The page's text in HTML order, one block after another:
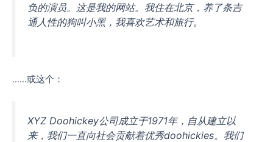
负的演员。这是我的网站。我住在北京，养了条吉
通人性的狗叫小黑，我喜欢艺术和旅行。
……或这个：
XYZ Doohickey公司成立于1971年，自从建立以
来，我们一直向社会贡献着优秀doohickies。我们